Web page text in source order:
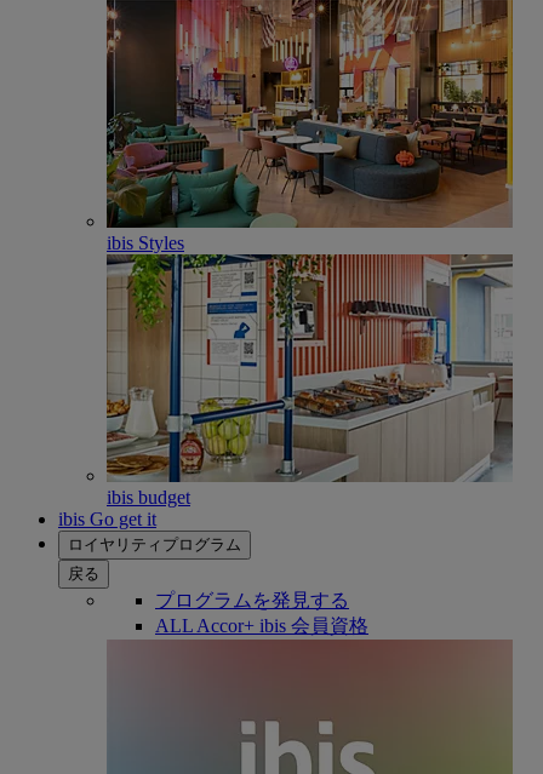
ibis Styles
ibis budget
ibis Go get it
ロイヤリティプログラム
戻る
プログラムを発見する
ALL Accor+ ibis 会員資格